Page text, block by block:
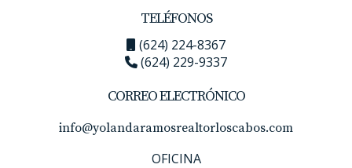
TELÉFONOS
(624) 224-8367
(624) 229-9337
CORREO ELECTRÓNICO
info@yolandaramosrealtorloscabos.com
OFICINA